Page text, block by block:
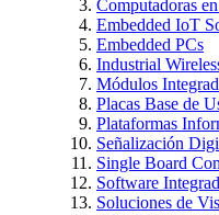
Computadoras
Embedded IoT
Embedded PCs
Industrial
Módulos
Placas Base de
Plataformas
Señalización
Single Board
Software
Soluciones de